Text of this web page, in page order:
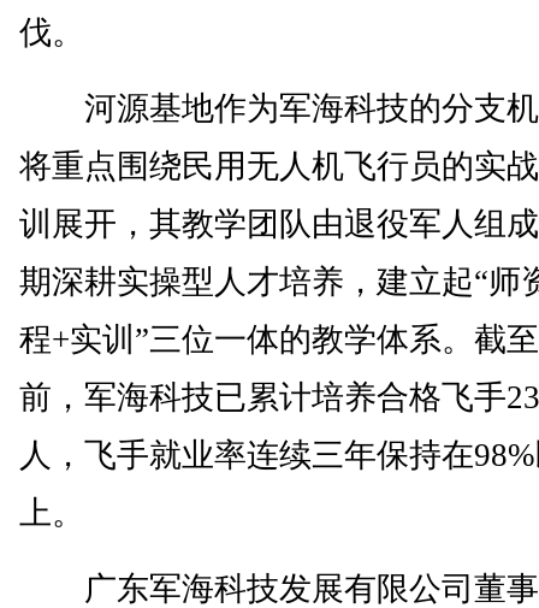
伐。
河源基地作为军海科技的分支
将重点围绕民用无人机飞行员的实
训展开，其教学团队由退役军人组
期深耕实操型人才培养，建立起“师
程+实训”三位一体的教学体系。截
前，军海科技已累计培养合格飞手
人，飞手就业率连续三年保持在
上。
广东军海科技发展有限公司董